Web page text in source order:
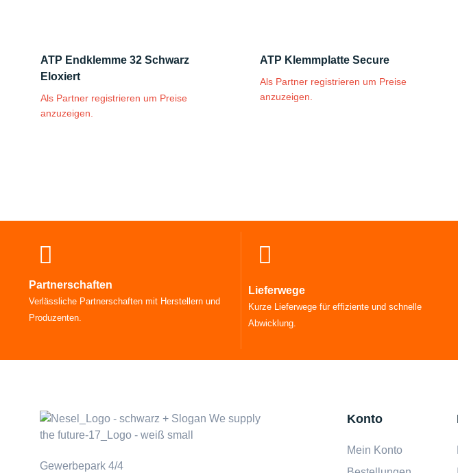
ATP Endklemme 32 Schwarz
Eloxiert
Als Partner registrieren um Preise
anzuzeigen.
ATP Klemmplatte Secure
Als Partner registrieren um Preise
anzuzeigen.
Partnerschaften
Verlässliche Partnerschaften mit Herstellern und
Produzenten.
Lieferwege
Kurze Lieferwege für effiziente und schnelle
Abwicklung.
Gewerbepark 4/4
Konto
Mein Konto